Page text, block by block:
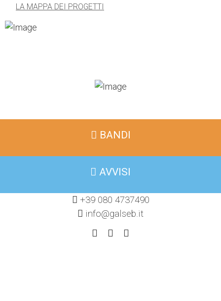
LA MAPPA DEI PROGETTI
BANDI
AVVISI
+39 080 4737490
info@galseb.it
fab
you